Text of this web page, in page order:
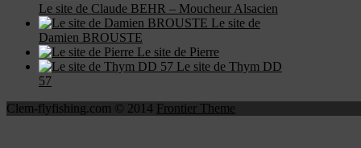
Le site de Claude BEHR – Moucheur Alsacien
Le site de
Damien BROUSTE
Le site de Pierre
Le site de Thym DD
57
Clem-flyfishing.com © 2014 Frontier Theme